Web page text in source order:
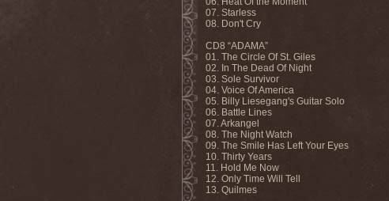
07. Starless
08. Don't Cry
СD8 “ADAMA”
01. The Circle Of St. Giles
02. In The Dead Of Night
03. Sole Survivor
04. Voice Of America
05. Billy Liesegang's Guitar Solo
06. Battle Lines
07. Arkangel
08. The Night Watch
09. The Smile Has Left Your Eyes
10. Thirty Years
11. Hold Me Now
12. Only Time Will Tell
13. Quilmes